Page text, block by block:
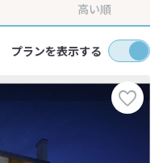
高い順
プランを表示する